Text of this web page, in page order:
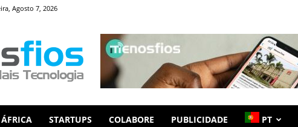
Agosto 7, 2026
ÁFRICA STARTUPS COLABORE PUBLICIDADE PT